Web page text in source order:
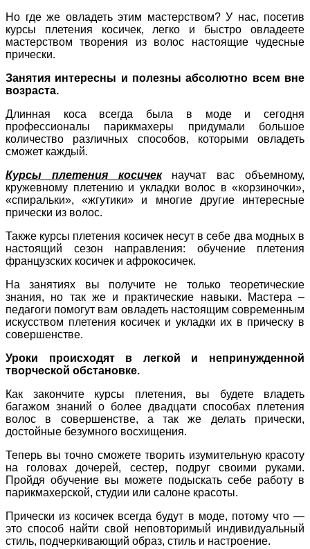
Но где же овладеть этим мастерством? У нас, посетив
курсы плетения косичек, легко и быстро овладеете
мастерством творения из волос настоящие чудесные
прически.
Занятия интересны и полезны абсолютно всем вне
возраста.
Длинная коса всегда была в моде и сегодня
профессионалы парикмахеры придумали большое
количество различных способов, которыми овладеть
сможет каждый.
Курсы плетения косичекнаучат вас объемному,
кружевному плетению и укладки волос в «корзиночки»,
«спиральки», «жгутики» и многие другие интересные
прически из волос.
Также курсы плетения косичек несут в себе два модных в
настоящий сезон направления: обучение плетения
французских косичек и афрокосичек.
На занятиях вы получите не только теоретические
знания, но так же и практические навыки. Мастера –
педагоги помогут вам овладеть настоящим современным
искусством плетения косичек и укладки их в прическу в
совершенстве.
Уроки происходят в легкой и непринужденной
творческой обстановке.
Как закончите курсы плетения, вы будете владеть
багажом знаний о более двадцати способах плетения
волос в совершенстве, а так же делать прически,
достойные безумного восхищения.
Теперь вы точно сможете творить изумительную красоту
на головах дочерей, сестер, подруг своими руками.
Пройдя обучение вы можете подыскать себе работу в
парикмахерской, студии или салоне красоты.
Прически из косичек всегда будут в моде, потому что —
это способ найти свой неповторимый индивидуальный
стиль, подчеркивающий образ, стиль и настроение.